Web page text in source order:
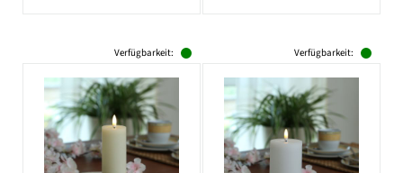
Verfügbarkeit: Verfügbarkeit: